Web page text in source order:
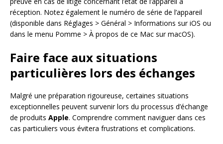
réception. Notez également le numéro de série de l’appareil
(disponible dans Réglages > Général > Informations sur iOS ou
dans le menu Pomme > À propos de ce Mac sur macOS).
Faire face aux situations
particulières lors des échanges
Malgré une préparation rigoureuse, certaines situations
exceptionnelles peuvent survenir lors du processus d’échange
de produits Apple. Comprendre comment naviguer dans ces
cas particuliers vous évitera frustrations et complications.